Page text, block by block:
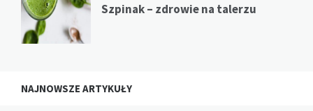
Szpinak – zdrowie na talerzu
NAJNOWSZE ARTYKUŁY